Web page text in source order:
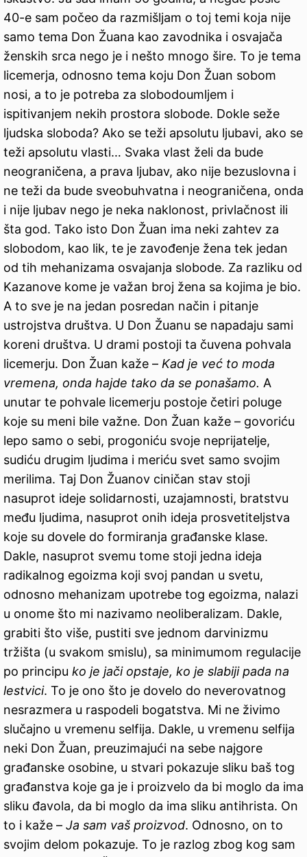
40-e sam počeo da razmišljam o toj temi koja nije
samo tema Don Žuana kao zavodnika i osvajača
ženskih srca nego je i nešto mnogo šire. To je tema
licemerja, odnosno tema koju Don Žuan sobom
nosi, a to je potreba za slobodoumljem i
ispitivanjem nekih prostora slobode. Dokle seže
ljudska sloboda? Ako se teži apsolutu ljubavi, ako se
teži apsolutu vlasti… Svaka vlast želi da bude
neograničena, a prava ljubav, ako nije bezuslovna i
ne teži da bude sveobuhvatna i neograničena, onda
i nije ljubav nego je neka naklonost, privlačnost ili
šta god. Tako isto Don Žuan ima neki zahtev za
slobodom, kao lik, te je zavođenje žena tek jedan
od tih mehanizama osvajanja slobode. Za razliku od
Kazanove kome je važan broj žena sa kojima je bio.
A to sve je na jedan posredan način i pitanje
ustrojstva društva. U Don Žuanu se napadaju sami
koreni društva. U drami postoji ta čuvena pohvala
licemerju. Don Žuan kaže – Kad je već to moda
vremena, onda hajde tako da se ponašamo. A
unutar te pohvale licemerju postoje četiri poluge
koje su meni bile važne. Don Žuan kaže – govoriću
lepo samo o sebi, progoniću svoje neprijatelje,
sudiću drugim ljudima i meriću svet samo svojim
merilima. Taj Don Žuanov ciničan stav stoji
nasuprot ideje solidarnosti, uzajamnosti, bratstvu
među ljudima, nasuprot onih ideja prosvetiteljstva
koje su dovele do formiranja građanske klase.
Dakle, nasuprot svemu tome stoji jedna ideja
radikalnog egoizma koji svoj pandan u svetu,
odnosno mehanizam upotrebe tog egoizma, nalazi
u onome što mi nazivamo neoliberalizam. Dakle,
grabiti što više, pustiti sve jednom darvinizmu
tržišta (u svakom smislu), sa minimumom regulacije
po principu ko je jači opstaje, ko je slabiji pada na
lestvici. To je ono što je dovelo do neverovatnog
nesrazmera u raspodeli bogatstva. Mi ne živimo
slučajno u vremenu selfija. Dakle, u vremenu selfija
neki Don Žuan, preuzimajući na sebe najgore
građanske osobine, u stvari pokazuje sliku baš tog
građanstva koje ga je i proizvelo da bi moglo da ima
sliku đavola, da bi moglo da ima sliku antihrista. On
to i kaže – Ja sam vaš proizvod. Odnosno, on to
svojim delom pokazuje. To je razlog zbog kog sam